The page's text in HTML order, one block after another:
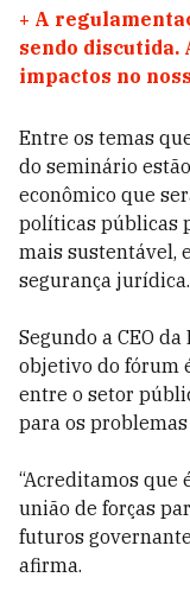
+ A
sendo discutida.
impactos no
Entre os temas
do seminário
econômico que
políticas públicas
mais sustentável,
segurança jurídica.
Segundo a CEO
objetivo do fórum
entre o setor
para os
“Acreditamos
união de forças
futuros
afirma.